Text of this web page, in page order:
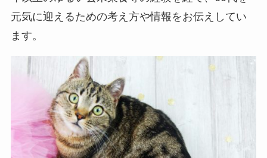
元気に迎えるための考え方や情報をお伝えしてい
ます。